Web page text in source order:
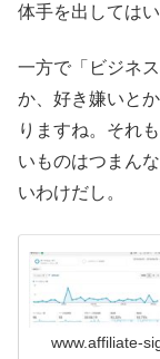
体手を出してはい
一方で「ビジネ
か、好き嫌いと
りますね。それ
いものはつまん
いわけだし。
www.affiliate-